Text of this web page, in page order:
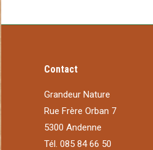
Contact
Grandeur Nature
Rue Frère Orban 7
5300 Andenne
Tél. 085 84 66 50